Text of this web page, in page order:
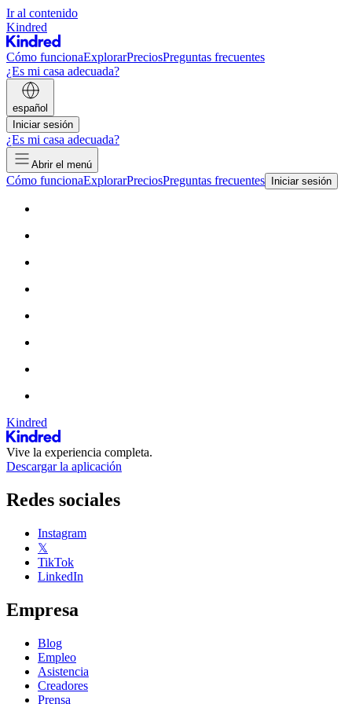
Ir al contenido
Kindred
Cómo funcionaExplorarPreciosPreguntas frecuentes
¿Es mi casa adecuada?
español
Iniciar sesión
¿Es mi casa adecuada?
Abrir el menú
Cómo funcionaExplorarPreciosPreguntas frecuentes Iniciar sesión
Kindred
Vive la experiencia completa.
Descargar la aplicación
Redes sociales
Instagram
𝕏
TikTok
LinkedIn
Empresa
Blog
Empleo
Asistencia
Creadores
Prensa